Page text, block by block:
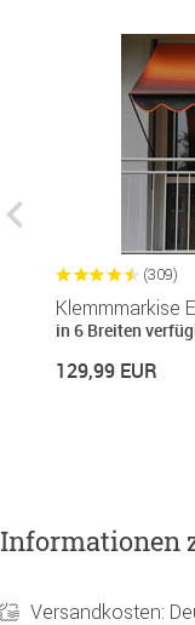
(309)
Klemmmarkise
in 6 Breiten
129,99 EUR
Informationen
Versandkosten: